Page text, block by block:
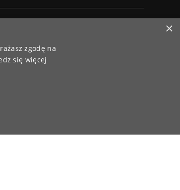
×
zgodę na
się więcej